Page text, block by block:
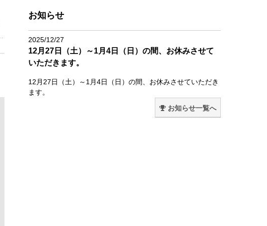
お知らせ
2025/12/27
12月27日（土）～1月4日（日）の間、お休みさせて
いただきます。
12月27日（土）～1月4日（日）の間、お休みさせていただき
ます。
お知らせ一覧へ